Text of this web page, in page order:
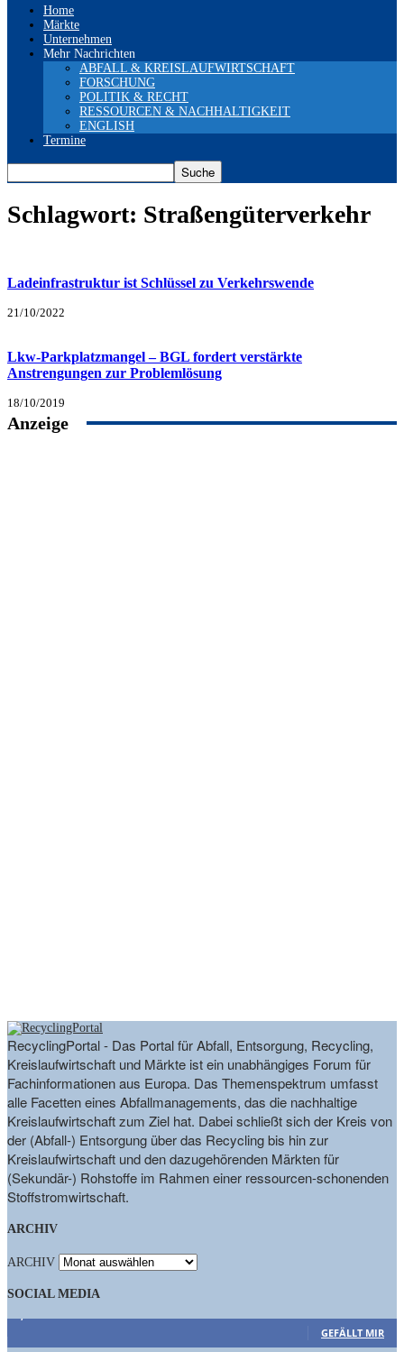
Home
Märkte
Unternehmen
Mehr Nachrichten
ABFALL & KREISLAUFWIRTSCHAFT
FORSCHUNG
POLITIK & RECHT
RESSOURCEN & NACHHALTIGKEIT
ENGLISH
Termine
Schlagwort: Straßengüterverkehr
Ladeinfrastruktur ist Schlüssel zu Verkehrswende
21/10/2022
Lkw-Parkplatzmangel – BGL fordert verstärkte
Anstrengungen zur Problemlösung
18/10/2019
Anzeige
RecyclingPortal - Das Portal für Abfall, Entsorgung, Recycling,
Kreislaufwirtschaft und Märkte ist ein unabhängiges Forum für
Fachinformationen aus Europa. Das Themenspektrum umfasst
alle Facetten eines Abfallmanagements, das die nachhaltige
Kreislaufwirtschaft zum Ziel hat. Dabei schließt sich der Kreis von
der (Abfall-) Entsorgung über das Recycling bis hin zur
Kreislaufwirtschaft und den dazugehörenden Märkten für
(Sekundär-) Rohstoffe im Rahmen einer ressourcen-schonenden
Stoffstromwirtschaft.
ARCHIV
ARCHIV
SOCIAL MEDIA
GEFÄLLT MIR